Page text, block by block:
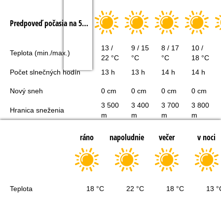
Predpoveď počasia na 5 dní
Teplota (min./max.)
13 /
22 °C
9 / 15
°C
8 / 17
°C
10 /
18 °C
Počet slnečných hodín
13 h 13 h 14 h 14 h
Nový sneh 0 cm 0 cm 0 cm 0 cm
Hranica sneženia
3 500
m
3 400
m
3 700
m
3 800
m
ráno napoludnie večer v noci
Teplota 18 °C 22 °C 18 °C 13